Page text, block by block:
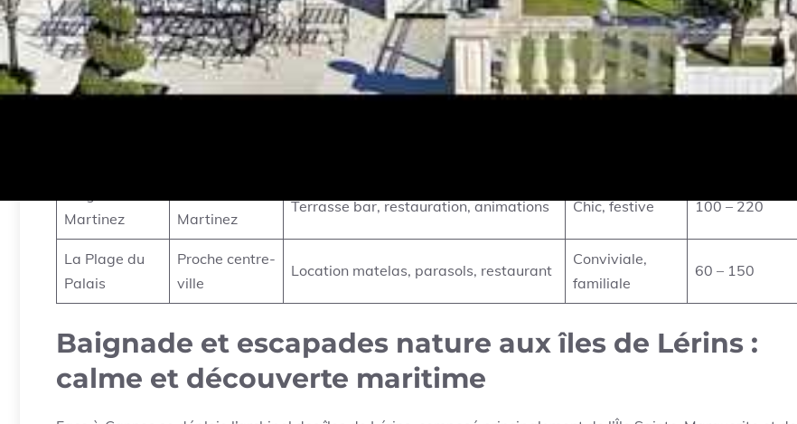
Tarifs : variables en fonction de la réputation et prestations
Plage privée Hôtel associé Prestations principales Ambiance
Prix moyen
(€/jour)
Martinez
Martinez
Terrasse bar, restauration, animations Chic, festive 100 – 220
La Plage du
Palais
Proche centre-
ville
Location matelas, parasols, restaurant
Conviviale,
familiale
60 – 150
Baignade et escapades nature aux îles de Lérins :
calme et découverte maritime